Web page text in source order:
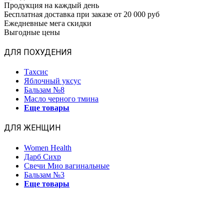
Продукция на каждый день
Бесплатная доставка при заказе от 20 000 руб
Ежедневные мега скидки
Выгодные цены
ДЛЯ ПОХУДЕНИЯ
Тахсис
Яблочный уксус
Бальзам №8
Масло черного тмина
Еще товары
ДЛЯ ЖЕНЩИН
Women Health
Дарб Сихр
Свечи Мио вагинальные
Бальзам №3
Еще товары